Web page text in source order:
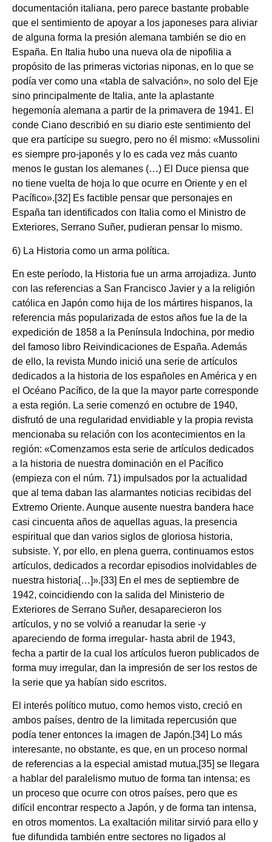
documentación italiana, pero parece bastante probable
que el sentimiento de apoyar a los japoneses para aliviar
de alguna forma la presión alemana también se dio en
España. En Italia hubo una nueva ola de nipofilia a
propósito de las primeras victorias niponas, en lo que se
podía ver como una «tabla de salvación», no solo del Eje
sino principalmente de Italia, ante la aplastante
hegemonía alemana a partir de la primavera de 1941. El
conde Ciano describió en su diario este sentimiento del
que era partícipe su suegro, pero no él mismo: «Mussolini
es siempre pro‑japonés y lo es cada vez más cuanto
menos le gustan los alemanes (…) El Duce piensa que
no tiene vuelta de hoja lo que ocurre en Oriente y en el
Pacífico».[32] Es factible pensar que personajes en
España tan identificados con Italia como el Ministro de
Exteriores, Serrano Suñer, pudieran pensar lo mismo.
6) La Historia como un arma política.
En este período, la Historia fue un arma arrojadiza. Junto
con las referencias a San Francisco Javier y a la religión
católica en Japón como hija de los mártires hispanos, la
referencia más popularizada de estos años fue la de la
expedición de 1858 a la Península Indochina, por medio
del famoso libro Reivindicaciones de España. Además
de ello, la revista Mundo inició una serie de artículos
dedicados a la historia de los españoles en América y en
el Océano Pacífico, de la que la mayor parte corresponde
a esta región. La serie comenzó en octubre de 1940,
disfrutó de una regularidad envidiable y la propia revista
mencionaba su relación con los acontecimientos en la
región: «Comenzamos esta serie de artículos dedicados
a la historia de nuestra dominación en el Pacífico
(empieza con el núm. 71) impulsados por la actualidad
que al tema daban las alarmantes noticias recibidas del
Extremo Oriente. Aunque ausente nuestra bandera hace
casi cincuenta años de aquellas aguas, la presencia
espiritual que dan varios siglos de gloriosa historia,
subsiste. Y, por ello, en plena guerra, continuamos estos
artículos, dedicados a recordar episodios inolvidables de
nuestra historia[…]».[33] En el mes de septiembre de
1942, coincidiendo con la salida del Ministerio de
Exteriores de Serrano Suñer, desaparecieron los
artículos, y no se volvió a reanudar la serie ‑y
apareciendo de forma irregular‑ hasta abril de 1943,
fecha a partir de la cual los artículos fueron publicados de
forma muy irregular, dan la impresión de ser los restos de
la serie que ya habían sido escritos.
El interés político mutuo, como hemos visto, creció en
ambos países, dentro de la limitada repercusión que
podía tener entonces la imagen de Japón.[34] Lo más
interesante, no obstante, es que, en un proceso normal
de referencias a la especial amistad mutua,[35] se llegara
a hablar del paralelismo mutuo de forma tan intensa; es
un proceso que ocurre con otros países, pero que es
difícil encontrar respecto a Japón, y de forma tan intensa,
en otros momentos. La exaltación militar sirvió para ello y
fue difundida también entre sectores no ligados al